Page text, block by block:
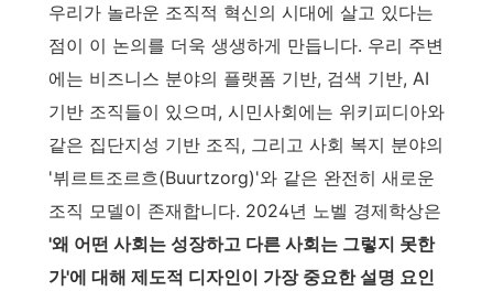
우리가 놀라운 조직적 혁신의 시대에 살고 있다는
점이 이 논의를 더욱 생생하게 만듭니다. 우리 주변
에는 비즈니스 분야의 플랫폼 기반, 검색 기반, AI
기반 조직들이 있으며, 시민사회에는 위키피디아와
같은 집단지성 기반 조직, 그리고 사회 복지 분야의
'뷔르트조르흐(Buurtzorg)'와 같은 완전히 새로운
조직 모델이 존재합니다. 2024년 노벨 경제학상은
'왜 어떤 사회는 성장하고 다른 사회는 그렇지 못한
가'에 대해 제도적 디자인이 가장 중요한 설명 요인